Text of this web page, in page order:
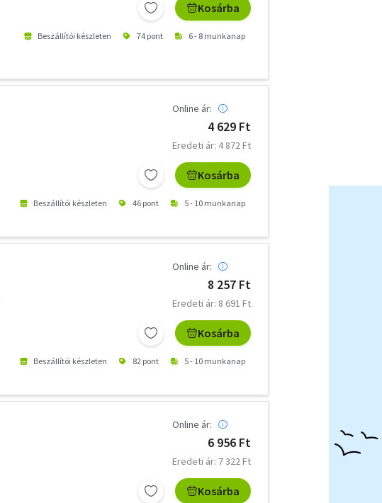
Kosárba
Beszállítói készleten 74 pont 6 - 8 munkanap
Online ár:
4 629 Ft
Eredeti ár: 4 872 Ft
Kosárba
Beszállítói készleten 46 pont 5 - 10 munkanap
Online ár:
8 257 Ft
Eredeti ár: 8 691 Ft
Kosárba
Beszállítói készleten 82 pont 5 - 10 munkanap
Online ár:
6 956 Ft
Eredeti ár: 7 322 Ft
Kosárba